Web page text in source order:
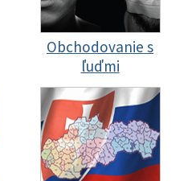
Obchodovanie s
ľuďmi